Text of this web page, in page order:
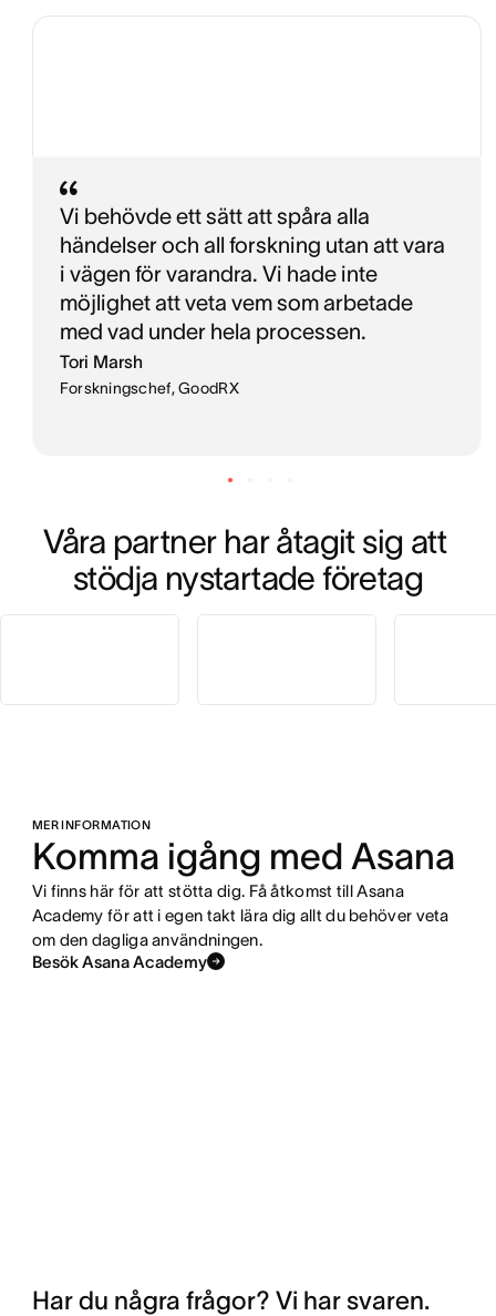
Vi behövde ett sätt att spåra alla
händelser och all forskning utan att vara
i vägen för varandra. Vi hade inte
möjlighet att veta vem som arbetade
med vad under hela processen.
Tori Marsh
Forskningschef, GoodRX
Våra partner har åtagit sig att
stödja nystartade företag
MER INFORMATION
Komma igång med Asana
Vi finns här för att stötta dig. Få åtkomst till Asana
Academy för att i egen takt lära dig allt du behöver veta
om den dagliga användningen.
Besök Asana Academy
Har du några frågor? Vi har svaren.